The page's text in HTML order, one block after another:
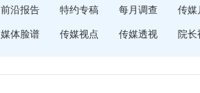
前沿报告 特约专稿 每月调查 传媒
媒体脸谱 传媒视点 传媒透视 院长